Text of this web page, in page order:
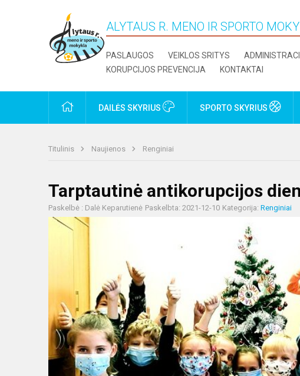
ALYTAUS R. MENO IR SPORTO
PASLAUGOS VEIKLOS SRITYS
KORUPCIJOS PREVENCIJA
KONTAKTAI
PRADŽIADAILĖS SKYRIUS SPORTO SKYRIUS
Titulinis Naujienos Renginiai
Tarptautinė antikorupcijos
Paskelbė : Dalė Keparutienė Paskelbta: 2021-12-10 Kategorija: Renginiai